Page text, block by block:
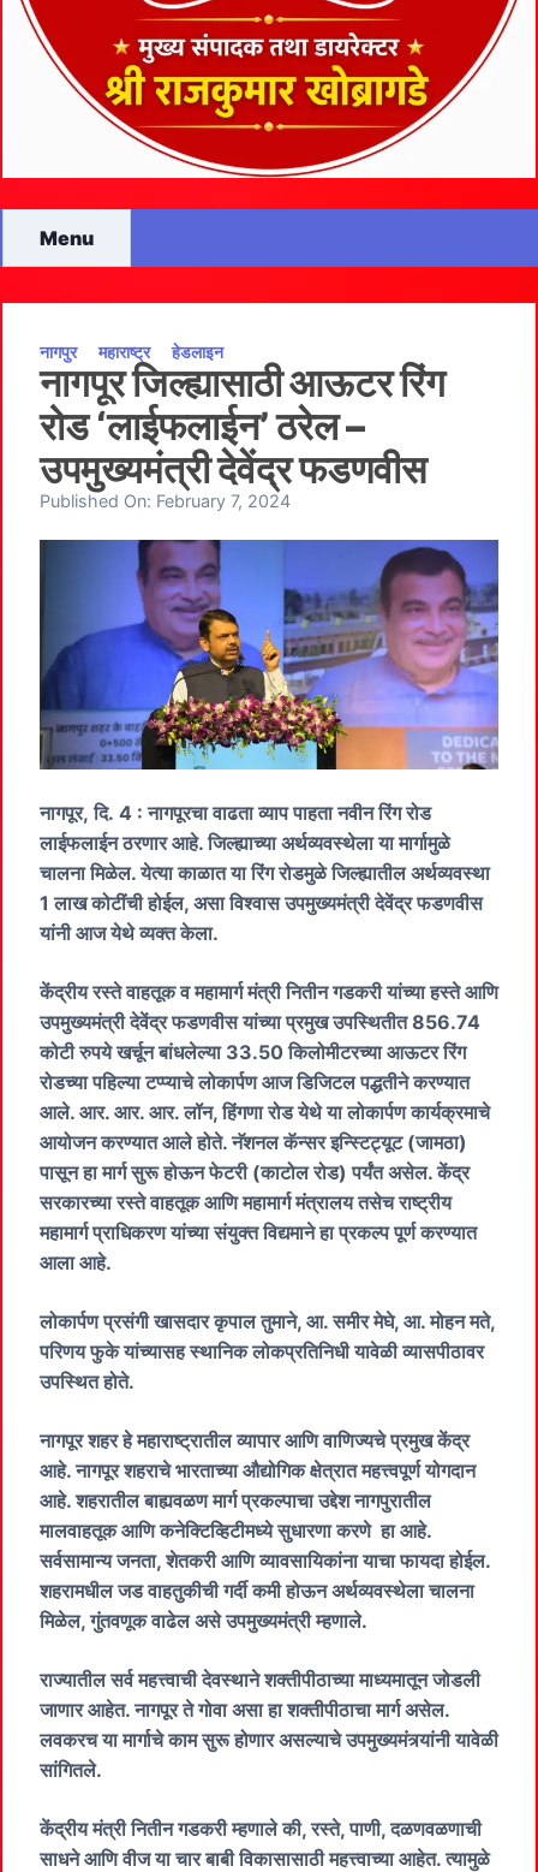
Menu
नागपुर महाराष्ट्र हेडलाइन
नागपूर जिल्ह्यासाठी आऊटर रिंग
रोड ‘लाईफलाईन’ ठरेल –
उपमुख्यमंत्री देवेंद्र फडणवीस
Published On: February 7, 2024
नागपूर, दि. 4 : नागपूरचा वाढता व्याप पाहता नवीन रिंग रोड
लाईफलाईन ठरणार आहे. जिल्ह्याच्या अर्थव्यवस्थेला या मार्गामुळे
चालना मिळेल. येत्या काळात या रिंग रोडमुळे जिल्ह्यातील अर्थव्यवस्था
1 लाख कोटींची होईल, असा विश्वास उपमुख्यमंत्री देवेंद्र फडणवीस
यांनी आज येथे व्यक्त केला.
केंद्रीय रस्ते वाहतूक व महामार्ग मंत्री नितीन गडकरी यांच्या हस्ते आणि
उपमुख्यमंत्री देवेंद्र फडणवीस यांच्या प्रमुख उपस्थितीत 856.74
कोटी रुपये खर्चून बांधलेल्या 33.50 किलोमीटरच्या आऊटर रिंग
रोडच्या पहिल्या टप्प्याचे लोकार्पण आज डिजिटल पद्धतीने करण्यात
आले. आर. आर. आर. लॉन, हिंगणा रोड येथे या लोकार्पण कार्यक्रमाचे
आयोजन करण्यात आले होते. नॅशनल कॅन्सर इन्स्टिट्यूट (जामठा)
पासून हा मार्ग सुरू होऊन फेटरी (काटोल रोड) पर्यंत असेल. केंद्र
सरकारच्या रस्ते वाहतूक आणि महामार्ग मंत्रालय तसेच राष्ट्रीय
महामार्ग प्राधिकरण यांच्या संयुक्त विद्यमाने हा प्रकल्प पूर्ण करण्यात
आला आहे.
लोकार्पण प्रसंगी खासदार कृपाल तुमाने, आ. समीर मेघे, आ. मोहन मते,
परिणय फुके यांच्यासह स्थानिक लोकप्रतिनिधी यावेळी व्यासपीठावर
उपस्थित होते.
नागपूर शहर हे महाराष्ट्रातील व्यापार आणि वाणिज्यचे प्रमुख केंद्र
आहे. नागपूर शहराचे भारताच्या औद्योगिक क्षेत्रात महत्त्वपूर्ण योगदान
आहे. शहरातील बाह्यवळण मार्ग प्रकल्पाचा उद्देश नागपुरातील
मालवाहतूक आणि कनेक्टिव्हिटीमध्ये सुधारणा करणे हा आहे.
सर्वसामान्य जनता, शेतकरी आणि व्यावसायिकांना याचा फायदा होईल.
शहरामधील जड वाहतुकीची गर्दी कमी होऊन अर्थव्यवस्थेला चालना
मिळेल, गुंतवणूक वाढेल असे उपमुख्यमंत्री म्हणाले.
राज्यातील सर्व महत्त्वाची देवस्थाने शक्तीपीठाच्या माध्यमातून जोडली
जाणार आहेत. नागपूर ते गोवा असा हा शक्तीपीठाचा मार्ग असेल.
लवकरच या मार्गाचे काम सुरू होणार असल्याचे उपमुख्यमंत्र्यांनी यावेळी
सांगितले.
केंद्रीय मंत्री नितीन गडकरी म्हणाले की, रस्ते, पाणी, दळणवळणाची
साधने आणि वीज या चार बाबी विकासासाठी महत्त्वाच्या आहेत. त्यामुळे